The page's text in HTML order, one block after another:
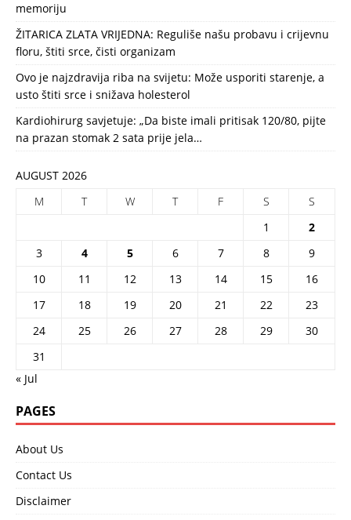
memoriju
ŽITARICA ZLATA VRIJEDNA: Reguliše našu probavu i crijevnu
floru, štiti srce, čisti organizam
Ovo je najzdravija riba na svijetu: Može usporiti starenje, a
usto štiti srce i snižava holesterol
Kardiohirurg savjetuje: „Da biste imali pritisak 120/80, pijte
na prazan stomak 2 sata prije jela…
AUGUST 2026
M
T W T F S
S
1
2
3
4 5 6 7 8
9
10
11 12 13 14 15
16
17
18 19 20 21 22
23
24
25 26 27 28 29
30
31
« Jul
PAGES
About Us
Contact Us
Disclaimer